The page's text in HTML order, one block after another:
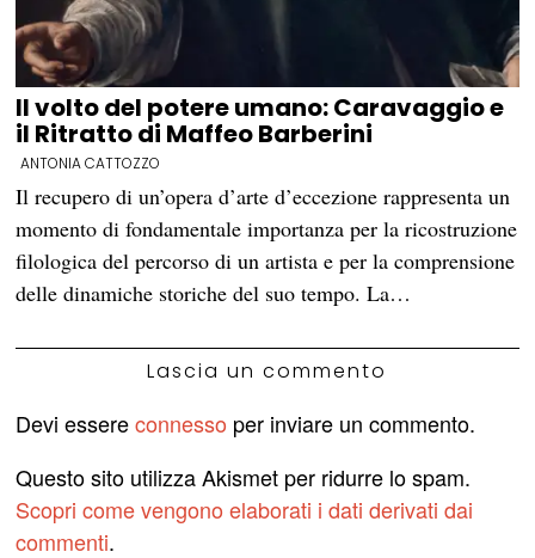
Il volto del potere umano: Caravaggio e
il Ritratto di Maffeo Barberini
ANTONIA CATTOZZO
Il recupero di un’opera d’arte d’eccezione rappresenta un
momento di fondamentale importanza per la ricostruzione
filologica del percorso di un artista e per la comprensione
delle dinamiche storiche del suo tempo. La…
Lascia un commento
Devi essereconnesso per inviare un commento.
Questo sito utilizza Akismet per ridurre lo spam.
Scopri come vengono elaborati i dati derivati dai
commenti.